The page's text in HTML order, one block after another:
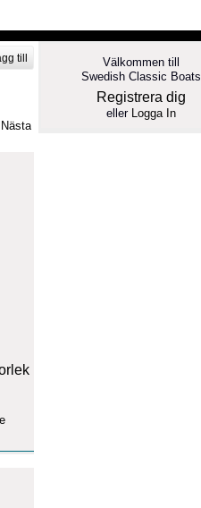
till
Nästa
Välkommen till
Swedish Classic Boats
Registrera dig
eller Logga In